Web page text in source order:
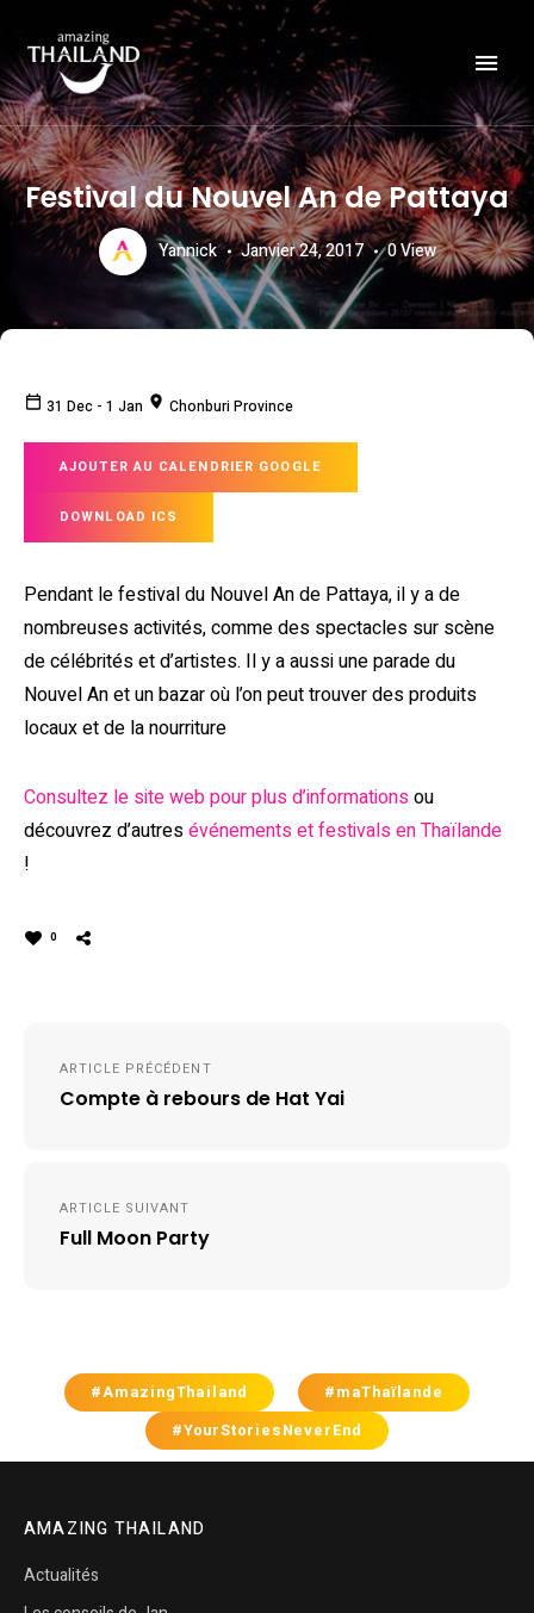
AMAZING THAILAND
Officiële website van de Toeristische Autoriteit van Thailand.
Festival du Nouvel An de Pattaya
Yannick Janvier 24, 2017 0View
31 Dec - 1 Jan Chonburi Province
AJOUTER AU CALENDRIER GOOGLE
DOWNLOAD ICS
Pendant le festival du Nouvel An de Pattaya, il y a de
nombreuses activités, comme des spectacles sur scène
de célébrités et d’artistes. Il y a aussi une parade du
Nouvel An et un bazar où l’on peut trouver des produits
locaux et de la nourriture
Consultez le site web pour plus d’informationsou
découvrez d’autresévénements et festivals en Thaïlande
!
0
ARTICLE PRÉCÉDENT
Compte à rebours de Hat Yai
ARTICLE SUIVANT
Full Moon Party
#AmazingThailand
#maThaïlande
#YourStoriesNeverEnd
AMAZING THAILAND
Actualités